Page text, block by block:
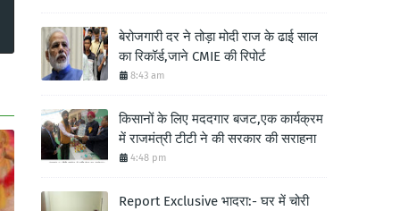
बेरोजगारी दर ने तोड़ा मोदी राज के ढाई साल
का रिकॉर्ड,जाने CMIE की रिपोर्ट
8:43 am
किसानों के लिए मददगार बजट,एक कार्यक्रम
में राजमंत्री टीटी ने की सरकार की सराहना
4:48 pm
Report Exclusive भादरा:- घर में चोरी